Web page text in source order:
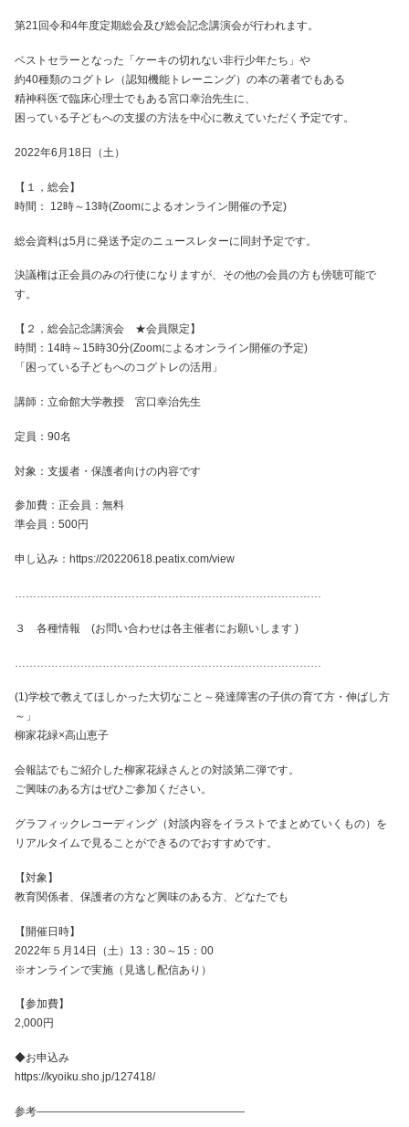
第21回令和4年度定期総会及び総会記念講演会が行われます。
ベストセラーとなった「ケーキの切れない非行少年たち」や
約40種類のコグトレ（認知機能トレーニング）の本の著者でもある
精神科医で臨床心理士でもある宮口幸治先生に、
困っている子どもへの支援の方法を中心に教えていただく予定です。
2022年6月18日（土）
【１，総会】
時間： 12時～13時(Zoomによるオンライン開催の予定)
総会資料は5月に発送予定のニュースレターに同封予定です。
決議権は正会員のみの行使になりますが、その他の会員の方も傍聴可能で
す。
【２，総会記念講演会 ★会員限定】
時間：14時～15時30分(Zoomによるオンライン開催の予定)
「困っている子どもへのコグトレの活用」
講師：立命館大学教授 宮口幸治先生
定員：90名
対象：支援者・保護者向けの内容です
参加費：正会員：無料
準会員：500円
申し込み：https://20220618.peatix.com/view
…………………………………………………………………………
３ 各種情報 (お問い合わせは各主催者にお願いします )
(1)学校で教えてほしかった大切なこと～発達障害の子供の育て方・伸ばし方
～」
柳家花緑×高山恵子
会報誌でもご紹介した柳家花緑さんとの対談第二弾です。
ご興味のある方はぜひご参加ください。
グラフィックレコーディング（対談内容をイラストでまとめていくもの）を
リアルタイムで見ることができるのでおすすめです。
【対象】
教育関係者、保護者の方など興味のある方、どなたでも
【開催日時】
2022年５月14日（土）13：30～15：00
※オンラインで実施（見逃し配信あり）
【参加費】
2,000円
◆お申込み
https://kyoiku.sho.jp/127418/
参考———————————————————